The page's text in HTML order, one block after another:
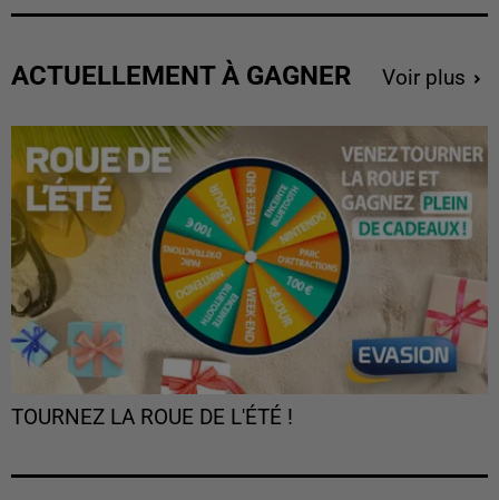
ACTUELLEMENT À GAGNER Voir plus
TOURNEZ LA ROUE DE L'ÉTÉ !